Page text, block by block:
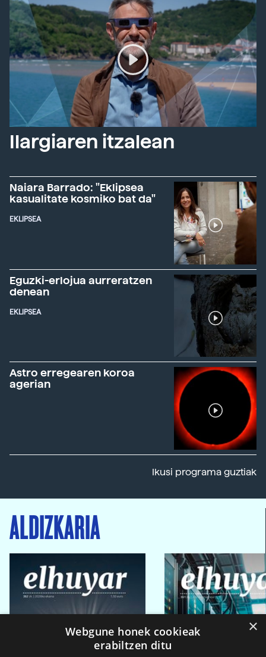
Ilargiaren itzalean
Naiara Barrado: "Eklipsea
kasualitate kosmiko bat da"
EKLIPSEA
Eguzki-erlojua aurreratzen
denean
EKLIPSEA
Astro erregearen koroa
agerian
Ikusi programa guztiak
ALDIZKARIA
×
Webgune honek cookieak
erabiltzen ditu